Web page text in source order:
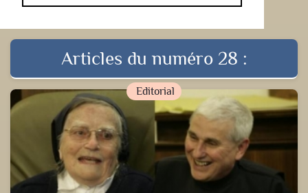
Articles du numéro 28 :
Editorial